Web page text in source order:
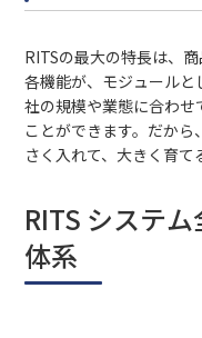
RITSの最大の特長は、
各機能が、モジュール
社の規模や業態に合わせ
ことができます。だか
さく入れて、大きく育て
RITS システ
体系